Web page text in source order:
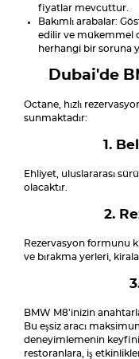
fiyatlar mevcuttur.
Bakımlı arabalar:
edilir ve mükemmel
herhangi bir soruna
Dubai'de
Octane, hızlı
sunmaktadır:
1.
Ehliyet, uluslararası
olacaktır.
2.
Rezervasyon formunu
ve bırakma yerleri,
BMW M8'inizin
Bu eşsiz aracı
deneyimlemenin keyfini
restoranlara, iş